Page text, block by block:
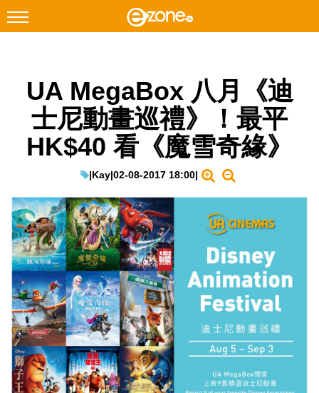
Facebook Instagram
科技焦點
網絡生活
教學評測
EduTech
IT Times
生成式AI與雲端應用
Enterprise Digital Transformation
特集
UA MegaBox 八月《迪
士尼動畫巡禮》！最平
HK$40 看《魔雪奇緣》
|Kay|02-08-2017 18:00|